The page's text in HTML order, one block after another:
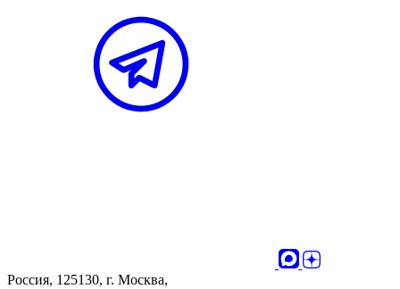
Россия, 125130, г. Москва,